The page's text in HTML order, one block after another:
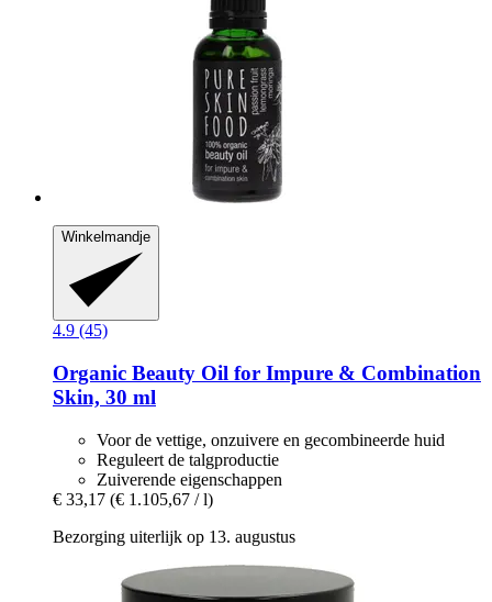
Winkelmandje
4.9 (45)
Organic Beauty Oil for Impure & Combination
Skin, 30 ml
Voor de vettige, onzuivere en gecombineerde huid
Reguleert de talgproductie
Zuiverende eigenschappen
€ 33,17 (€ 1.105,67 / l)
Bezorging uiterlijk op 13. augustus